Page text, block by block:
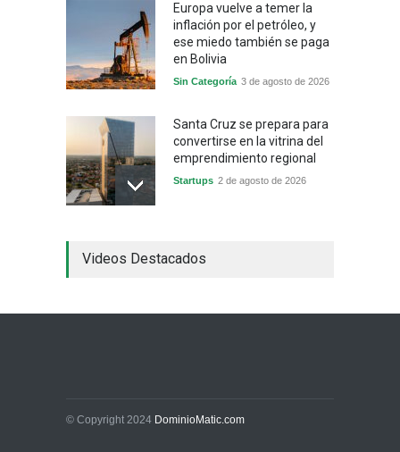
Europa vuelve a temer la
inflación por el petróleo, y
ese miedo también se paga
en Bolivia
Sin Categoría 3 de agosto de 2026
Santa Cruz se prepara para
convertirse en la vitrina del
emprendimiento regional
Startups 2 de agosto de 2026
industrial y el golpe puede
Sin Categoría 1 de agosto de 2026
Videos Destacados
© Copyright 2024 DominioMatic.com